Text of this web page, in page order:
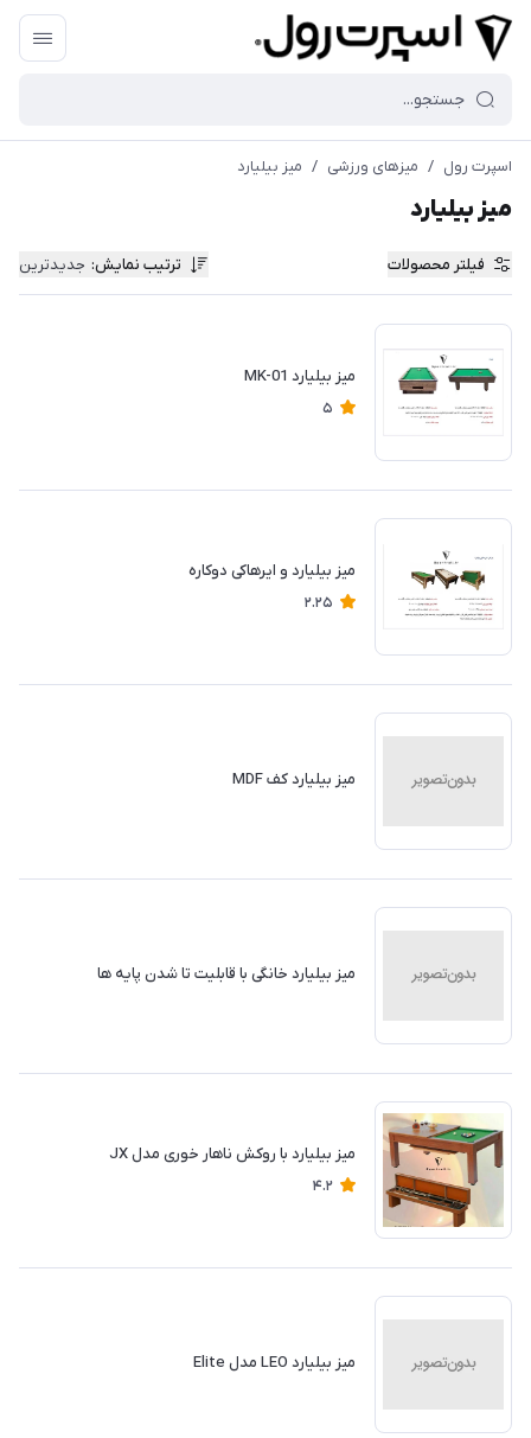
اسپرت رول / میزهای ورزشی / میز بیلیارد
میز بیلیارد
فیلتر محصولات ترتیب نمایش: جدیدترین
میز بیلیارد MK-01
5
میز بیلیارد و ایرهاکی دوکاره
2.25
میز بیلیارد کف MDF
میز بیلیارد خانگی با قابلیت تا شدن پایه ها
میز بیلیارد با روکش ناهار خوری مدل JX
4.2
میز بیلیارد LEO مدل Elite